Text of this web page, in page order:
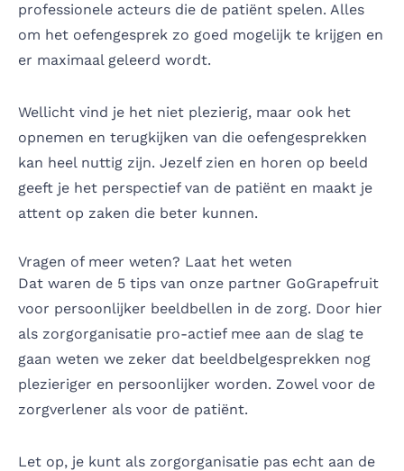
professionele acteurs die de patiënt spelen. Alles
om het oefengesprek zo goed mogelijk te krijgen en
er maximaal geleerd wordt.
Wellicht vind je het niet plezierig, maar ook het
opnemen en terugkijken van die oefengesprekken
kan heel nuttig zijn. Jezelf zien en horen op beeld
geeft je het perspectief van de patiënt en maakt je
attent op zaken die beter kunnen.
Vragen of meer weten? Laat het weten
Dat waren de 5 tips van onze partner GoGrapefruit
voor persoonlijker beeldbellen in de zorg. Door hier
als zorgorganisatie pro-actief mee aan de slag te
gaan weten we zeker dat beeldbelgesprekken nog
plezieriger en persoonlijker worden. Zowel voor de
zorgverlener als voor de patiënt.
Let op, je kunt als zorgorganisatie pas echt aan de